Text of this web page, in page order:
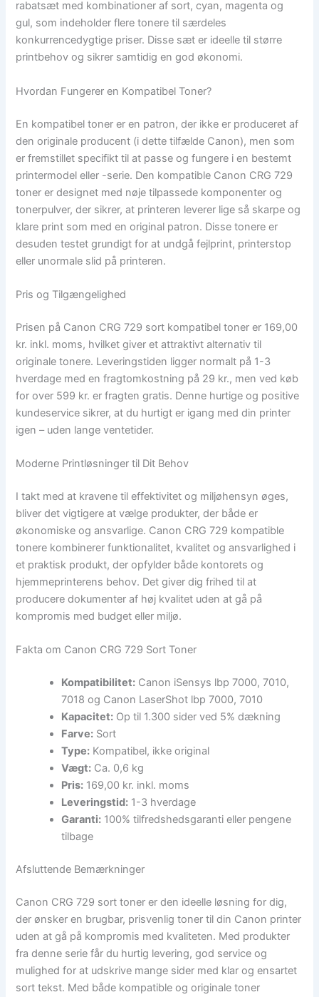
rabatsæt med kombinationer af sort, cyan, magenta og
gul, som indeholder flere tonere til særdeles
konkurrencedygtige priser. Disse sæt er ideelle til større
printbehov og sikrer samtidig en god økonomi.
Hvordan Fungerer en Kompatibel Toner?
En kompatibel toner er en patron, der ikke er produceret af
den originale producent (i dette tilfælde Canon), men som
er fremstillet specifikt til at passe og fungere i en bestemt
printermodel eller -serie. Den kompatible Canon CRG 729
toner er designet med nøje tilpassede komponenter og
tonerpulver, der sikrer, at printeren leverer lige så skarpe og
klare print som med en original patron. Disse tonere er
desuden testet grundigt for at undgå fejlprint, printerstop
eller unormale slid på printeren.
Pris og Tilgængelighed
Prisen på Canon CRG 729 sort kompatibel toner er 169,00
kr. inkl. moms, hvilket giver et attraktivt alternativ til
originale tonere. Leveringstiden ligger normalt på 1-3
hverdage med en fragtomkostning på 29 kr., men ved køb
for over 599 kr. er fragten gratis. Denne hurtige og positive
kundeservice sikrer, at du hurtigt er igang med din printer
igen – uden lange ventetider.
Moderne Printløsninger til Dit Behov
I takt med at kravene til effektivitet og miljøhensyn øges,
bliver det vigtigere at vælge produkter, der både er
økonomiske og ansvarlige. Canon CRG 729 kompatible
tonere kombinerer funktionalitet, kvalitet og ansvarlighed i
et praktisk produkt, der opfylder både kontorets og
hjemmeprinterens behov. Det giver dig frihed til at
producere dokumenter af høj kvalitet uden at gå på
kompromis med budget eller miljø.
Fakta om Canon CRG 729 Sort Toner
Kompatibilitet: Canon iSensys lbp 7000, 7010,
7018 og Canon LaserShot lbp 7000, 7010
Kapacitet: Op til 1.300 sider ved 5% dækning
Farve: Sort
Type: Kompatibel, ikke original
Vægt: Ca. 0,6 kg
Pris: 169,00 kr. inkl. moms
Leveringstid: 1-3 hverdage
Garanti: 100% tilfredshedsgaranti eller pengene
tilbage
Afsluttende Bemærkninger
Canon CRG 729 sort toner er den ideelle løsning for dig,
der ønsker en brugbar, prisvenlig toner til din Canon printer
uden at gå på kompromis med kvaliteten. Med produkter
fra denne serie får du hurtig levering, god service og
mulighed for at udskrive mange sider med klar og ensartet
sort tekst. Med både kompatible og originale toner